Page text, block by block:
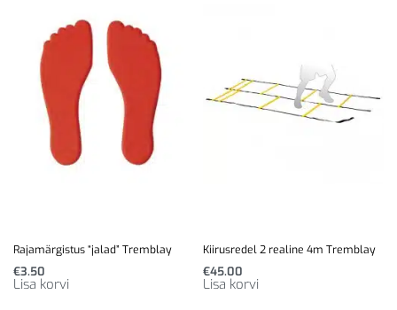
Rajamärgistus “jalad” Tremblay
€3.50
Lisa korvi
Kiirusredel 2 realine 4m Tremblay
€45.00
Lisa korvi